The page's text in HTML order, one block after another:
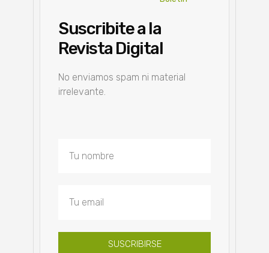
Suscribite a la
Revista Digital
No enviamos spam ni material
irrelevante.
SUSCRIBIRSE